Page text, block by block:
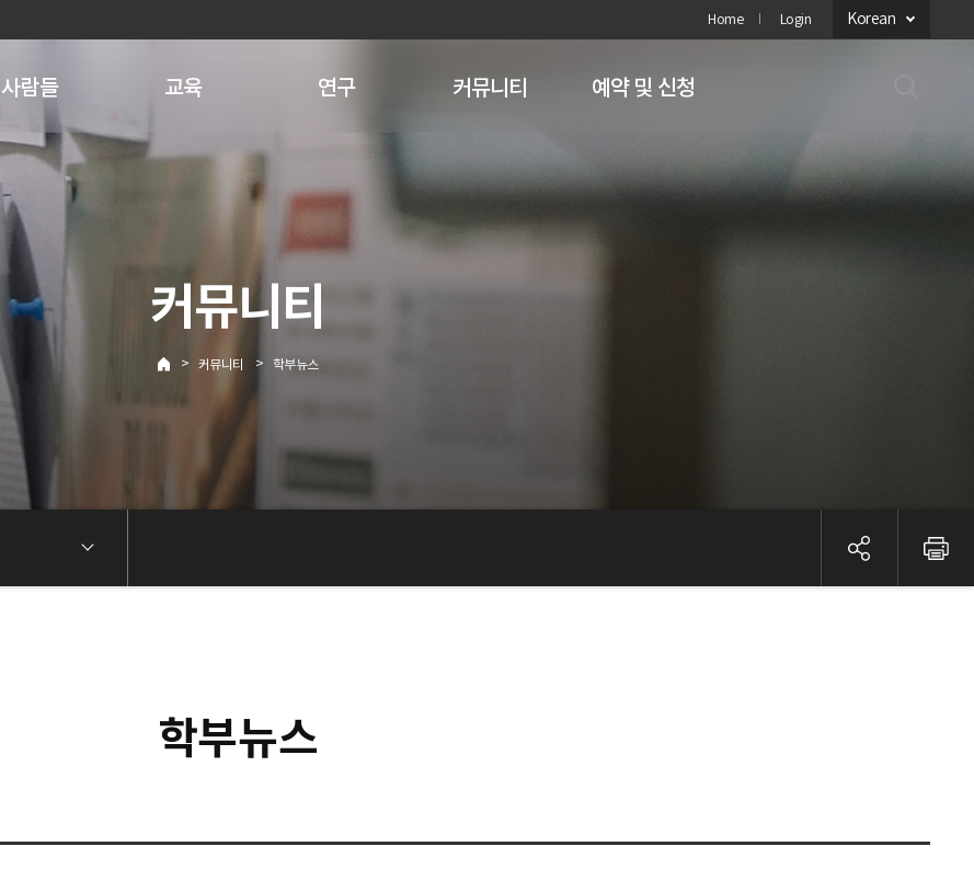
Home Login Korean
사람들 교육 연구 커뮤니티 예약 및 신청
커뮤니티
> 커뮤니티 > 학부뉴스
학부뉴스